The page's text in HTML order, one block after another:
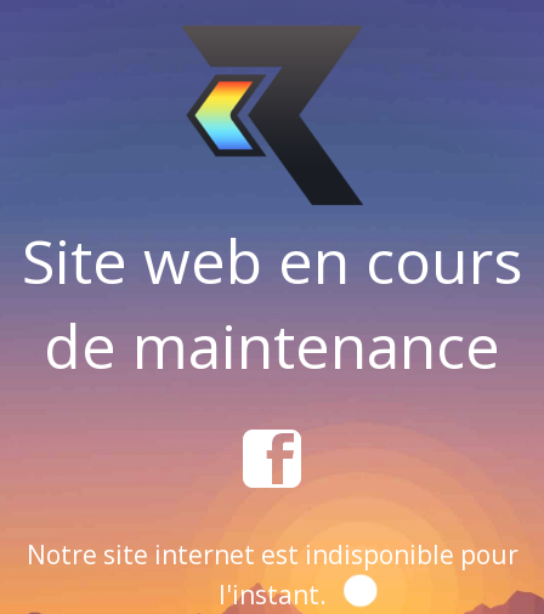
Site web en cours
de maintenance
Notre site internet est indisponible pour
l'instant.